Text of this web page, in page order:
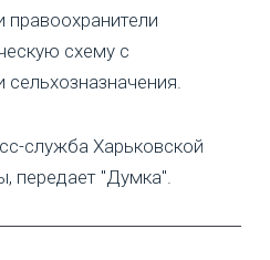
правоохранители
схему с
служба Харьковской
передает "Думка".